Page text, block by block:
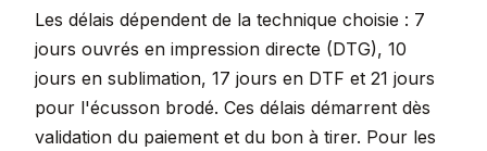
Les délais dépendent de la technique choisie : 7
jours ouvrés en impression directe (DTG), 10
jours en sublimation, 17 jours en DTF et 21 jours
pour l'écusson brodé. Ces délais démarrent dès
validation du paiement et du bon à tirer. Pour les